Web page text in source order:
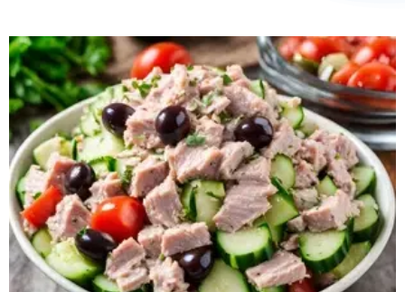
ツナ、レモン、オリーブサラダ
レシピ 季節のレシピ 春編